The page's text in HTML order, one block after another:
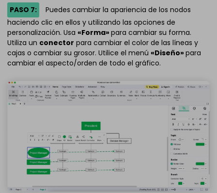
PASO 7:
Puedes cambiar la apariencia de los nodos
haciendo clic en ellos y utilizando las opciones de
personalización. Usa «Forma» para cambiar su forma.
Utiliza un conector para cambiar el color de las líneas y
cajas o cambiar su grosor. Utilice el menú «Diseño» para
cambiar el aspecto/orden de todo el gráfico.